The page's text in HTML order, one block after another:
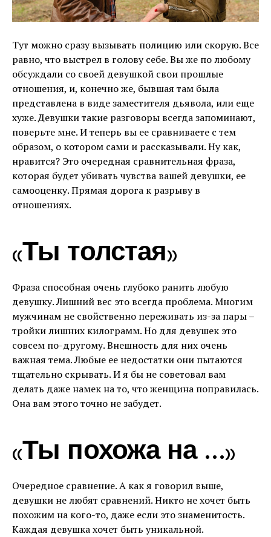
Тут можно сразу вызывать полицию или скорую. Все
равно, что выстрел в голову себе. Вы же по любому
обсуждали со своей девушкой свои прошлые
отношения, и, конечно же, бывшая там была
представлена в виде заместителя дьявола, или еще
хуже. Девушки такие разговоры всегда запоминают,
поверьте мне. И теперь вы ее сравниваете с тем
образом, о котором сами и рассказывали. Ну как,
нравится? Это очередная сравнительная фраза,
которая будет убивать чувства вашей девушки, ее
самооценку. Прямая дорога к разрыву в
отношениях.
«Ты толстая»
Фраза способная очень глубоко ранить любую
девушку. Лишний вес это всегда проблема. Многим
мужчинам не свойственно переживать из-за пары –
тройки лишних килограмм. Но для девушек это
совсем по-другому. Внешность для них очень
важная тема. Любые ее недостатки они пытаются
тщательно скрывать. И я бы не советовал вам
делать даже намек на то, что женщина поправилась.
Она вам этого точно не забудет.
«Ты похожа на …»
Очередное сравнение. А как я говорил выше,
девушки не любят сравнений. Никто не хочет быть
похожим на кого-то, даже если это знаменитость.
Каждая девушка хочет быть уникальной.